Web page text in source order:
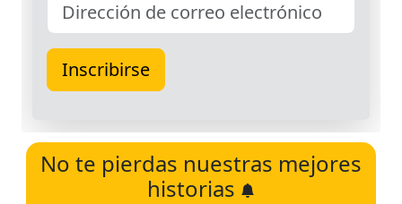
No te pierdas nuestras mejores
historias